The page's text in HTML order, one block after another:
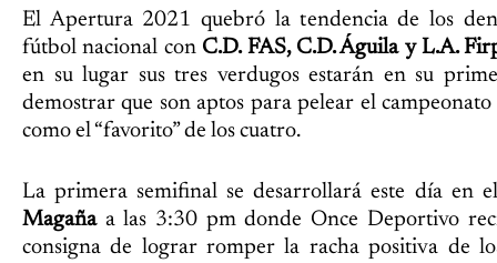
El Apertura 2021 quebró la tendencia de los
fútbol nacional con C.D. FAS, C.D. Águila y L.A.
en su lugar sus tres verdugos estarán en su
demostrar que son aptos para pelear el
como el “favorito” de los cuatro.
La primera semifinal se desarrollará este día en el
Magañaa las 3:30 pm donde Once Deportivo
consigna de lograr romper la racha positiva de